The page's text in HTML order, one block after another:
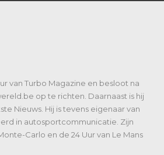
van Turbo Magazine en besloot na
op te richten. Daarnaast is hij
Nieuws. Hij is tevens eigenaar van
in autosportcommunicatie. Zijn
Carlo en de 24 Uur van Le Mans